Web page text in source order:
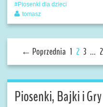
Piosenki dla dzieci
tomasz
← Poprzednia 1 2 3 …
Piosenki, Bajki i Gry